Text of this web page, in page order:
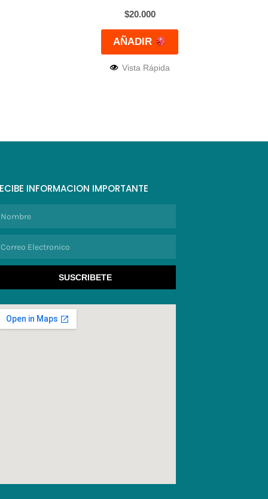
$20.000
AÑADIR
Vista Rápida
INFORMACION IMPORTANTE
SUSCRIBETE